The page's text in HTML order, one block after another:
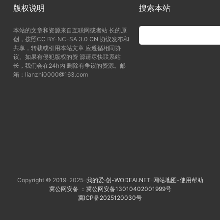
版权说明
本站的文章和资源来自互联网或者站 长的原
创，按照CC BY-NC-SA 3.0 CN 协议发布和
共享，转载或引用本站文章 应遵循相同协
议。如果有侵犯版权的资 源请尽快联系站
长，我们会在24h内 删除有争议的资源。邮
箱：lianzhi0000@163.com
搜索本站
Copyright © 2019-2025-我的爱·创-WODEAI.NET-网站地图-使用帮助
冀公网安备 ：冀公网安备13010402001999号
冀ICP备2025120030号